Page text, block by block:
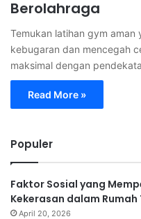
Berolahraga
Temukan latihan gym aman
kebugaran dan mencegah
maksimal dengan
Read More »
Populer
Faktor Sosial yang
Kekerasan dalam
April 20, 2026